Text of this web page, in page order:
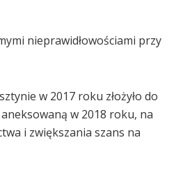
nieprawidłowościami przy
w 2017 roku złożyło do
w 2018 roku, na
i zwiększania szans na